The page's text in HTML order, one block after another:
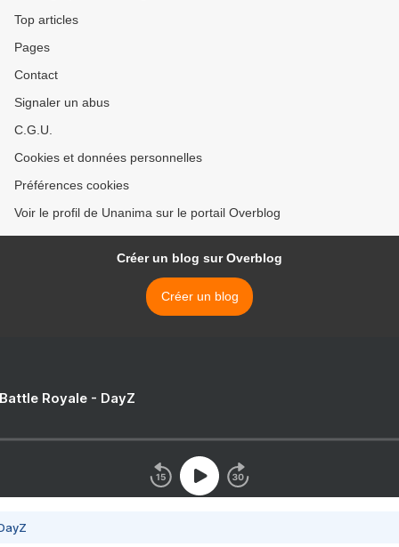
Top articles
Pages
Contact
Signaler un abus
C.G.U.
Cookies et données personnelles
Préférences cookies
Voir le profil de Unanima sur le portail Overblog
Créer un blog sur Overblog
Créer un blog
Royale - DayZ